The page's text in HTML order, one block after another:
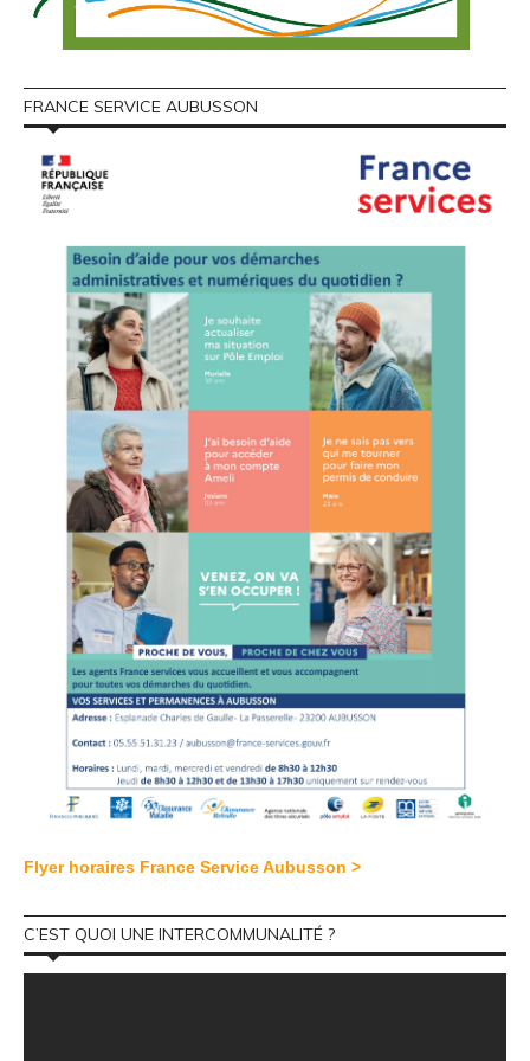
FRANCE SERVICE AUBUSSON
Flyer horaires France Service Aubusson >
C’EST QUOI UNE INTERCOMMUNALITÉ ?